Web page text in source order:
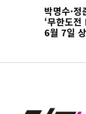
박명수·정
‘무한도
6월 7일